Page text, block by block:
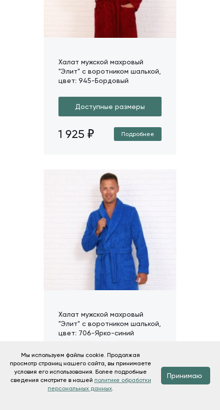
Халат мужской махровый
"Элит" с воротником шалькой,
цвет: 945-Бордовый
Доступные размеры
1 925 Подробнее
Халат мужской махровый
"Элит" с воротником шалькой,
цвет: 706-Ярко-синий
Доступные размеры
1 925
Мы используем файлы cookie. Продолжая
просмотр страниц нашего сайта, вы принимаете
условия его использования. Более подробные
сведения смотрите в нашей политике обработки
персональных данных.
Принимаю